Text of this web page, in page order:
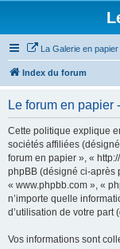
La Galerie en papier
Index du forum
Le forum en
Cette politique explique
sociétés affiliées
forum en papier », «
phpBB (désigné ci-après
« www.phpbb.com », «
n’importe quelle
d’utilisation de votre part
Vos informations sont